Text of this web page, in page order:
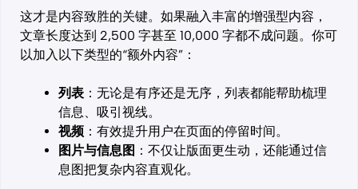
这才是内容致胜的关键。如果融入丰富的增强型内容，
文章长度达到 2,500 字甚至 10,000 字都不成问题。你可
以加入以下类型的“额外内容”：
列表 ：无论是有序还是无序，列表都能帮助梳理
信息、吸引视线。
视频 ：有效提升用户在页面的停留时间。
图片与信息图 ：不仅让版面更生动，还能通过信
息图把复杂内容直观化。